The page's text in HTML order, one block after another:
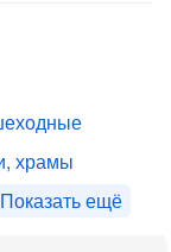
храмы
Показать ещё